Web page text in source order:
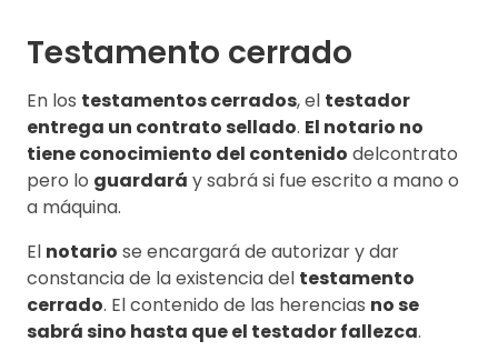
Testamento cerrado
En los testamentos cerrados, el testador
entrega un contrato sellado. El notario no
tiene conocimiento del contenido delcontrato
pero lo guardará y sabrá si fue escrito a mano o
a máquina.
El notario se encargará de autorizar y dar
constancia de la existencia del testamento
cerrado. El contenido de las herencias no se
sabrá sino hasta que el testador fallezca.